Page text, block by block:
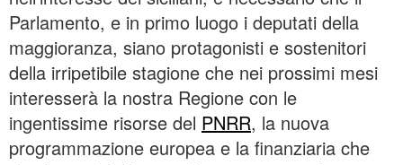
Parlamento, e in primo luogo i deputati della
maggioranza, siano protagonisti e sostenitori
della irripetibile stagione che nei prossimi mesi
interesserà la nostra Regione con le
ingentissime risorse del PNRR, la nuova
programmazione europea e la finanziaria che